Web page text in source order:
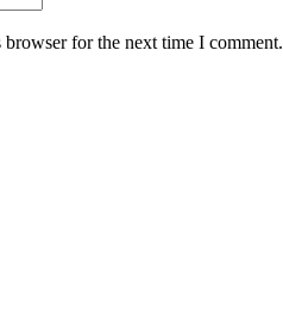
for the next time I comment.